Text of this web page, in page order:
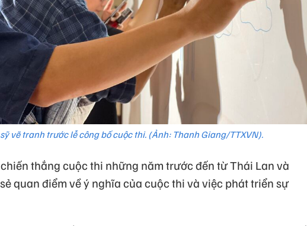
vẽ tranh trước lễ công bố cuộc thi. (Ảnh: Thanh Giang/TTXVN).
thắng cuộc thi những năm trước đến từ Thái Lan và
quan điểm về ý nghĩa của cuộc thi và việc phát triển sự